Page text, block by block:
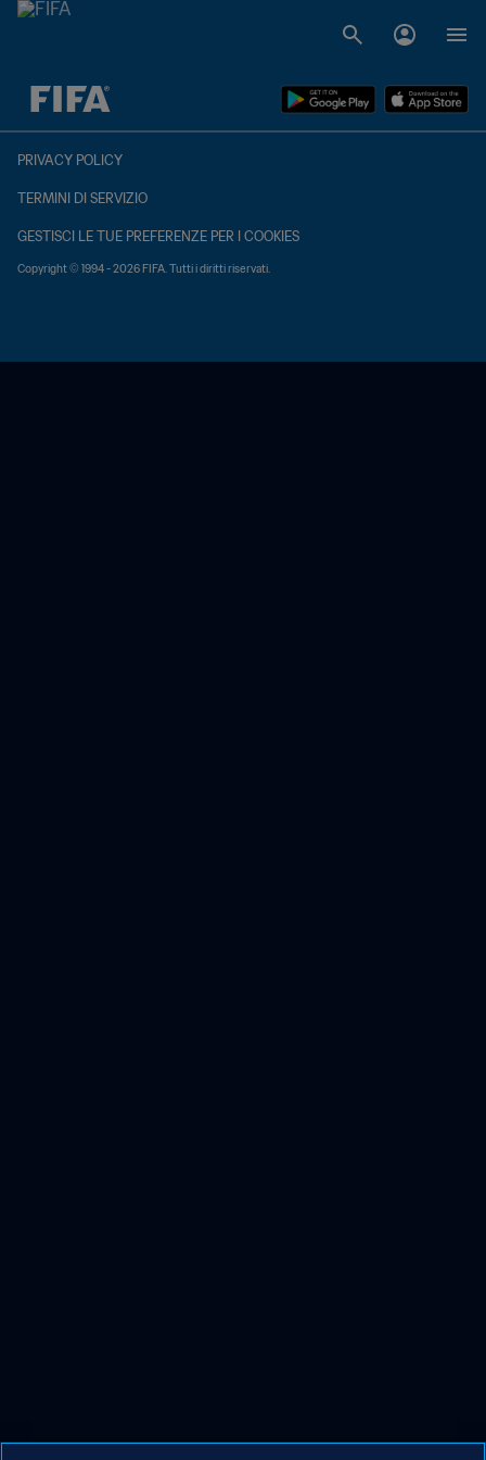
TBD contro TBD
PRIVACY POLICY
TERMINI DI SERVIZIO
GESTISCI LE TUE PREFERENZE PER I COOKIES
Copyright © 1994 - 2026 FIFA. Tutti i diritti riservati.